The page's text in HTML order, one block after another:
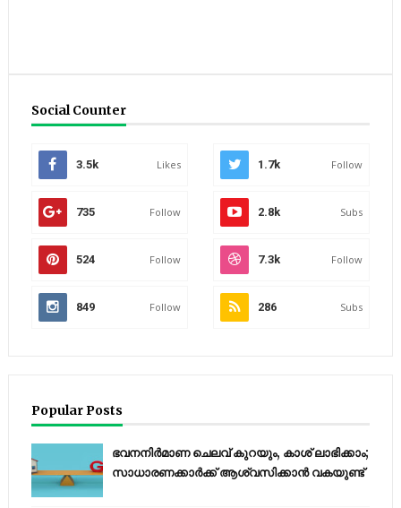
Social Counter
3.5k Likes 1.7k Follow
735 Follow 2.8k Subs
524 Follow 7.3k Follow
849 Follow 286 Subs
Popular Posts
ഭവനനിർമാണ ചെലവ് കുറയും, കാശ് ലാഭിക്കാം;
സാധാരണക്കാർക്ക് ആശ്വസിക്കാൻ വകയുണ്ട്